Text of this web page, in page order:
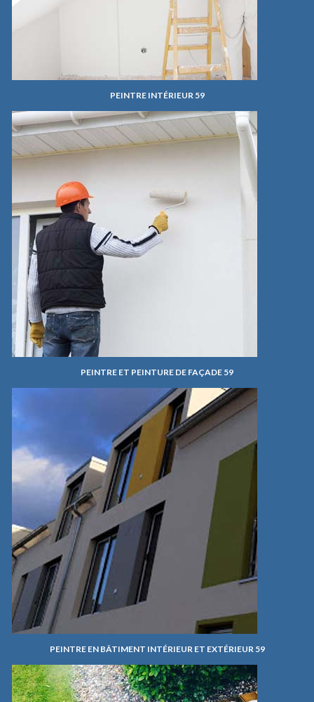
PEINTRE INTÉRIEUR 59
PEINTRE ET PEINTURE DE FAÇADE 59
PEINTRE EN BÂTIMENT INTÉRIEUR ET EXTÉRIEUR 59